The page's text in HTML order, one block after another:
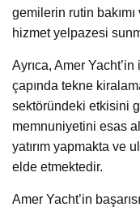
gemilerin rutin
hizmet yelpazesi
Ayrıca, Amer
çapında tekne
sektöründeki etkisini
memnuniyetini esas
yatırım yapmakta ve
elde etmektedir.
Amer Yacht’in